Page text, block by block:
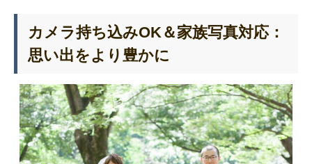
カメラ持ち込みOK＆家族写真対応：
思い出をより豊かに